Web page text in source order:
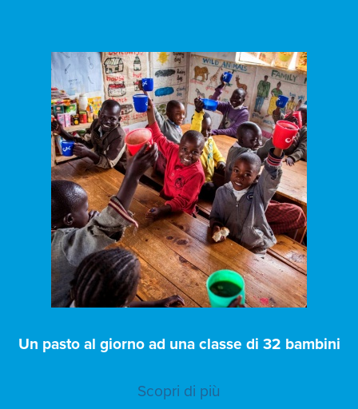
Un pasto al giorno ad una classe di 32 bambini
Scopri di più